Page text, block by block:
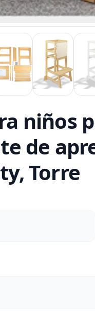
niños
de
Torre